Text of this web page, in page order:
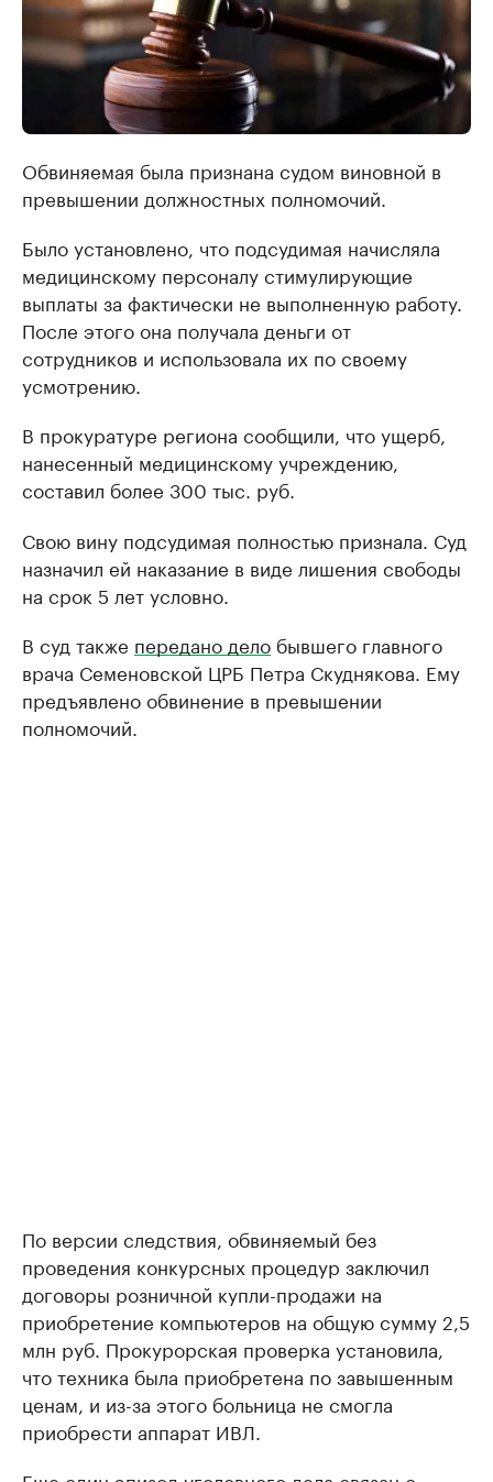
Обвиняемая была признана судом виновной в
превышении должностных полномочий.
Было установлено, что подсудимая начисляла
медицинскому персоналу стимулирующие
выплаты за фактически не выполненную работу.
После этого она получала деньги от
сотрудников и использовала их по своему
усмотрению.
В прокуратуре региона сообщили, что ущерб,
нанесенный медицинскому учреждению,
составил более 300 тыс. руб.
Свою вину подсудимая полностью признала. Суд
назначил ей наказание в виде лишения свободы
на срок 5 лет условно.
В суд также передано дело бывшего главного
врача Семеновской ЦРБ Петра Скуднякова. Ему
предъявлено обвинение в превышении
полномочий.
По версии следствия, обвиняемый без
проведения конкурсных процедур заключил
договоры розничной купли-продажи на
приобретение компьютеров на общую сумму 2,5
млн руб. Прокурорская проверка установила,
что техника была приобретена по завышенным
ценам, и из-за этого больница не смогла
приобрести аппарат ИВЛ.